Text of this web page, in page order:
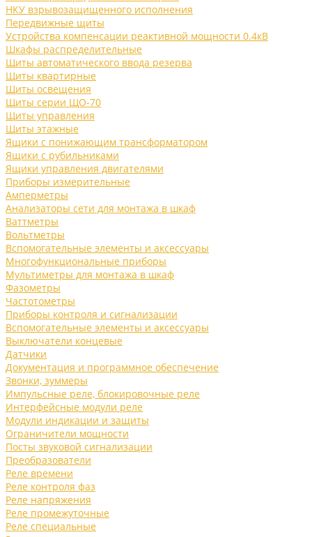
НКУ взрывозащищенного исполнения
Передвижные щиты
Устройства компенсации реактивной мощности 0.4кВ
Шкафы распределительные
Щиты автоматического ввода резерва
Щиты квартирные
Щиты освещения
Щиты серии ЩО-70
Щиты управления
Щиты этажные
Ящики с понижающим трансформатором
Ящики с рубильниками
Ящики управления двигателями
Приборы измерительные
Амперметры
Анализаторы сети для монтажа в шкаф
Ваттметры
Вольтметры
Вспомогательные элементы и аксессуары
Многофункциональные приборы
Мультиметры для монтажа в шкаф
Фазометры
Частотометры
Приборы контроля и сигнализации
Вспомогательные элементы и аксессуары
Выключатели концевые
Датчики
Документация и программное обеспечение
Звонки, зуммеры
Импульсные реле, блокировочные реле
Интерфейсные модули реле
Модули индикации и защиты
Ограничители мощности
Посты звуковой сигнализации
Преобразователи
Реле времени
Реле контроля фаз
Реле напряжения
Реле промежуточные
Реле специальные